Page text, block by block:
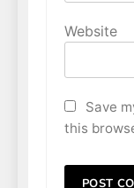
Website
Save
this